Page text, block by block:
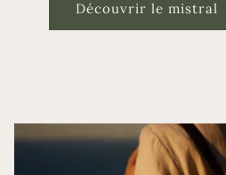
Découvrir le mistral